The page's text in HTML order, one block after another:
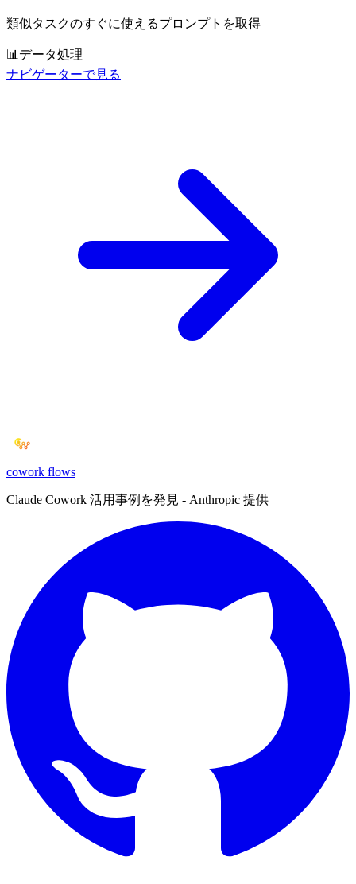
類似タスクのすぐに使えるプロンプトを取得
📊 データ処理
ナビゲーターで見る
cowork flows
Claude Cowork 活用事例を発見 - Anthropic 提供